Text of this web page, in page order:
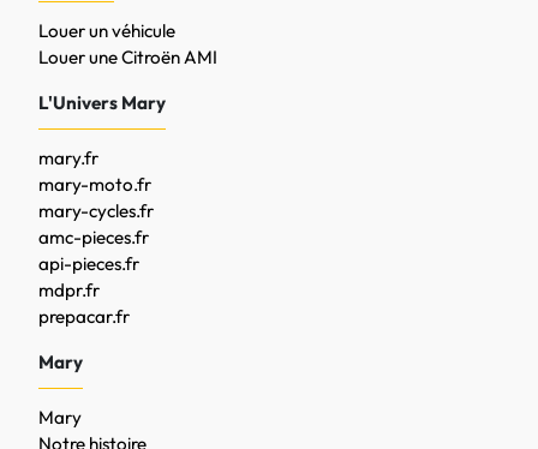
Louer un véhicule
Louer une Citroën AMI
L'Univers Mary
mary.fr
mary-moto.fr
mary-cycles.fr
amc-pieces.fr
api-pieces.fr
mdpr.fr
prepacar.fr
Mary
Mary
Notre histoire